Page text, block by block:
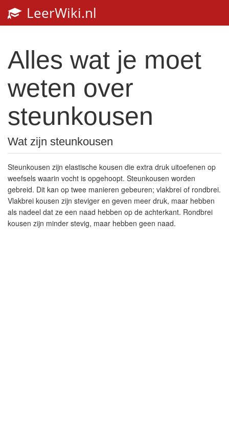
LeerWiki.nl
Alles wat je moet
weten over
steunkousen
Wat zijn steunkousen
Steunkousen zijn elastische kousen die extra druk uitoefenen op
weefsels waarin vocht is opgehoopt. Steunkousen worden
gebreid. Dit kan op twee manieren gebeuren; vlakbrei of rondbrei.
Vlakbrei kousen zijn steviger en geven meer druk, maar hebben
als nadeel dat ze een naad hebben op de achterkant. Rondbrei
kousen zijn minder stevig, maar hebben geen naad.